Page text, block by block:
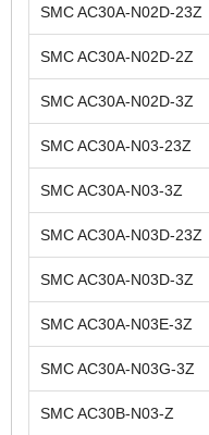
SMC AC30A-N02D-23Z
SMC AC30A-N02D-2Z
SMC AC30A-N02D-3Z
SMC AC30A-N03-23Z
SMC AC30A-N03-3Z
SMC AC30A-N03D-23Z
SMC AC30A-N03D-3Z
SMC AC30A-N03E-3Z
SMC AC30A-N03G-3Z
SMC AC30B-N03-Z